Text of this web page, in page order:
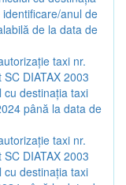
anul de
de la data de
taxi nr.
DIATAX 2003
cu destinația taxi
până la data de
taxi nr.
DIATAX 2003
cu destinația taxi